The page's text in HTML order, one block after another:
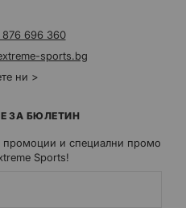
696 360
sports.bg
ни >
ЗА БЮЛЕТИН
промоции и специални промо
Sports!